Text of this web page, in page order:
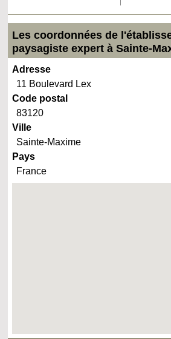
Les coordonnées de
paysagiste expert à Sainte-
Adresse
11 Boulevard Lex
Code postal
83120
Ville
Sainte-Maxime
Pays
France